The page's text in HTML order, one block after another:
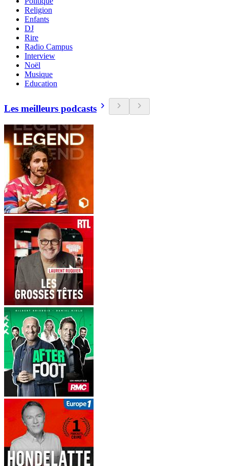
Religion
Enfants
DJ
Rire
Radio Campus
Interview
Noël
Musique
Education
Les meilleurs podcasts